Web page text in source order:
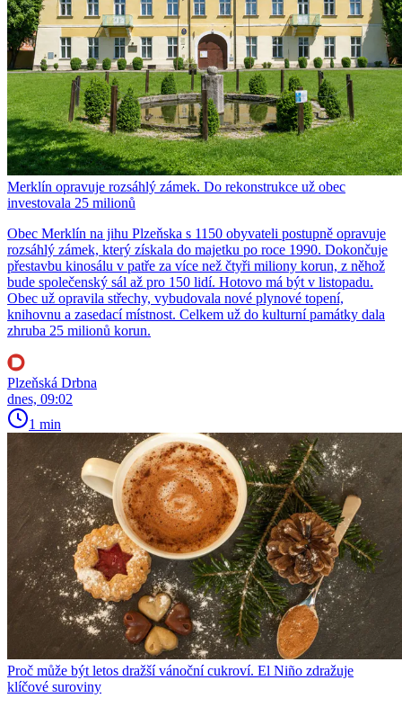
Merklín opravuje rozsáhlý zámek. Do rekonstrukce už obec
investovala 25 milionů
Obec Merklín na jihu Plzeňska s 1150 obyvateli postupně opravuje
rozsáhlý zámek, který získala do majetku po roce 1990. Dokončuje
přestavbu kinosálu v patře za více než čtyři miliony korun, z něhož
bude společenský sál až pro 150 lidí. Hotovo má být v listopadu.
Obec už opravila střechy, vybudovala nové plynové topení,
knihovnu a zasedací místnost. Celkem už do kulturní památky dala
zhruba 25 milionů korun.
Plzeňská Drbna
dnes, 09:02
1 min
Proč může být letos dražší vánoční cukroví. El Niño zdražuje
klíčové suroviny